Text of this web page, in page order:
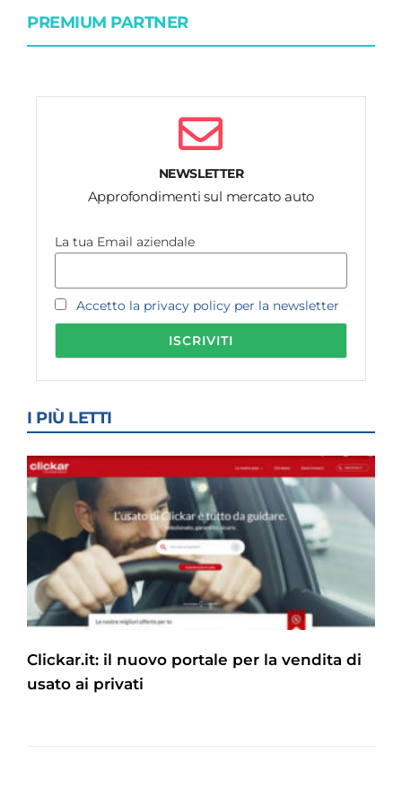
PREMIUM PARTNER
NEWSLETTER
Approfondimenti sul mercato auto
La tua Email aziendale
Accetto la privacy policy per la newsletter
I PIÙ LETTI
Clickar.it: il nuovo portale per la vendita di
usato ai privati